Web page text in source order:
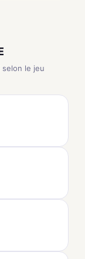
selon le jeu